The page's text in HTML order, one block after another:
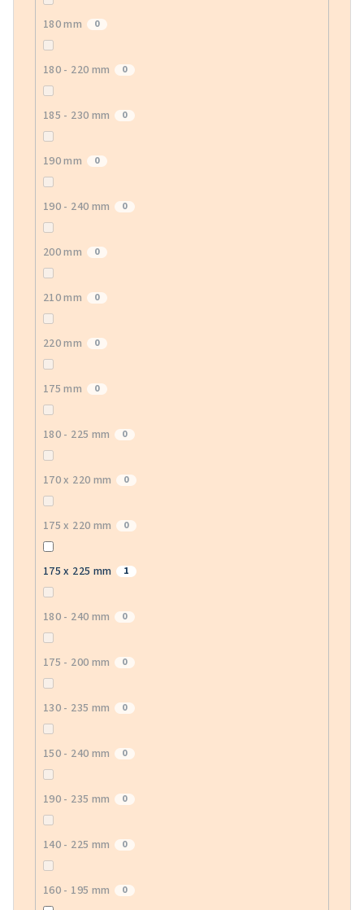
180 mm 0
180 - 220 mm 0
185 - 230 mm 0
190 mm 0
190 - 240 mm 0
200 mm 0
210 mm 0
220 mm 0
175 mm 0
180 - 225 mm 0
170 x 220 mm 0
175 x 220 mm 0
175 x 225 mm 1
180 - 240 mm 0
175 - 200 mm 0
130 - 235 mm 0
150 - 240 mm 0
190 - 235 mm 0
140 - 225 mm 0
160 - 195 mm 0